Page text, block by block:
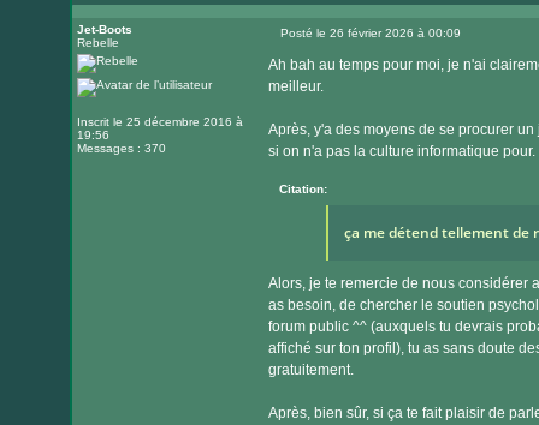
Jet-Boots
Rebelle
Inscrit le 25 décembre 2016 à
19:56
Messages : 370
Posté le 26 février 2026 à 00:09
Ah bah au temps pour moi, je n'ai
meilleur.
Après, y'a des moyens de se procurer
si on n'a pas la culture informatique pour.
Citation:
ça me détend tellement de
Alors, je te remercie de nous considérer
as besoin, de chercher le soutien
forum public ^^ (auxquels tu devrais
affiché sur ton profil), tu as sans doute
gratuitement.
Après, bien sûr, si ça te fait plaisir de